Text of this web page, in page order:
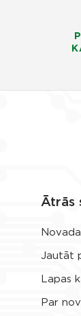
Ātrās
Jautāt
Lapas
Par